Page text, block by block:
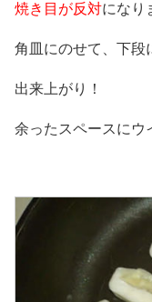
焼き目が反対になり
角皿にのせて、下段
出来上がり！
余ったスペースにウ